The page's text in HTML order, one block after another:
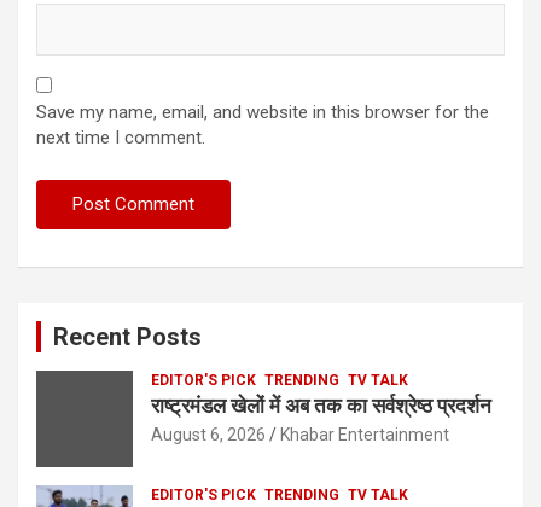
Save my name, email, and website in this browser for the
next time I comment.
Recent Posts
EDITOR'S PICK TRENDING TV TALK
राष्ट्रमंडल खेलों में अब तक का सर्वश्रेष्ठ प्रदर्शन
August 6, 2026 Khabar Entertainment
EDITOR'S PICK TRENDING TV TALK